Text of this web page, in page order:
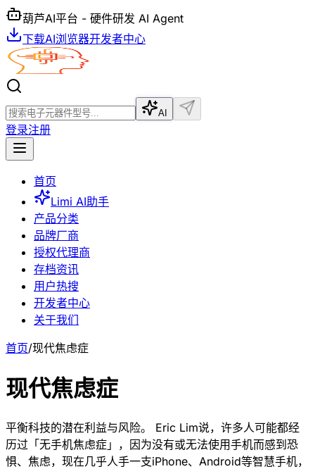
葫芦AI平台 - 硬件研发 AI Agent
下载AI浏览器开发者中心
AI
登录注册
首页
Limi AI助手
产品分类
品牌厂商
授权代理商
存档资讯
用户热搜
开发者中心
关于我们
首页/现代焦虑症
现代焦虑症
平衡科技的潜在利益与风险。 Eric Lim说，许多人可能都经
历过「无手机焦虑症」，因为没有或无法使用手机而感到恐
惧、焦虑，现在几乎人手一支iPhone、Android等智慧手机，